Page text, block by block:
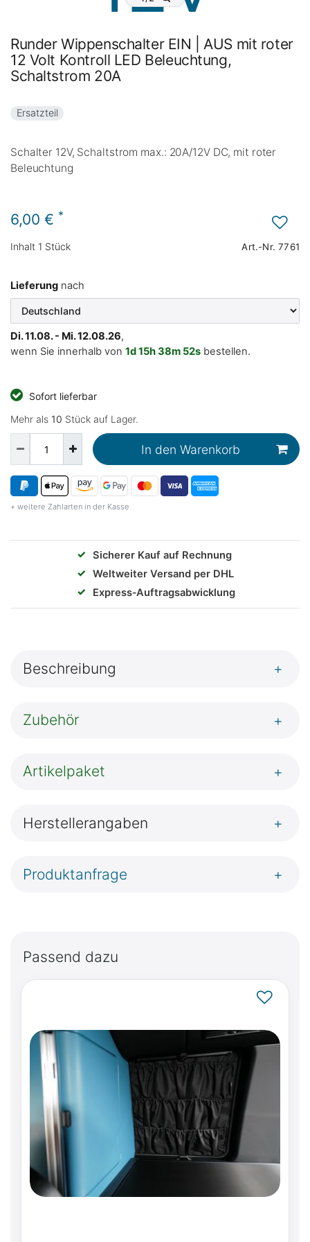
Runder Wippenschalter EIN | AUS mit roter
12 Volt Kontroll LED Beleuchtung,
Schaltstrom 20A
Ersatzteil
Schalter 12V, Schaltstrom max.: 20A/12V DC, mit roter
Beleuchtung
6,00 € *
Inhalt 1 Stück Art.-Nr.7761
Lieferung nach
Di. 11.08. - Mi. 12.08.26,
wenn Sie innerhalb von 1d15h38m 52s bestellen.
Sofort lieferbar
Mehr als 10 Stück auf Lager.
In den Warenkorb
+ weitere Zahlarten in der Kasse
✓
Sicherer Kauf auf Rechnung
✓
Weltweiter Versand per DHL
✓
Express‑Auftragsabwicklung
Beschreibung +
Zubehör +
Artikelpaket +
Herstellerangaben +
Produktanfrage +
Passend dazu